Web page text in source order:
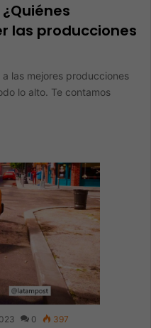
las producciones
las mejores producciones
lo alto. Te contamos
0 397